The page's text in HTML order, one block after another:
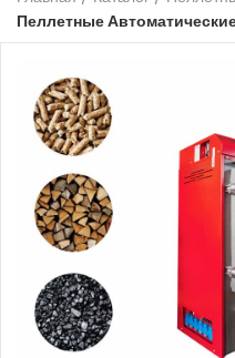
Пеллетные